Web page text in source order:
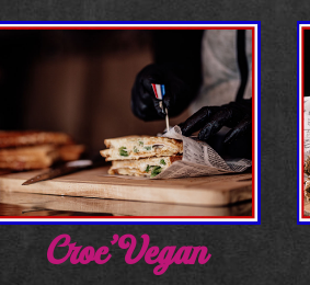
Croc’Vegan